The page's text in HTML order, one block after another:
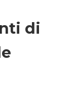
di